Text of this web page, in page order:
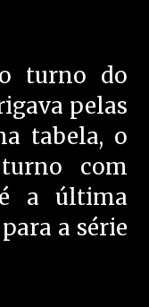
turno do
pelas
tabela, o
com
a última
a série